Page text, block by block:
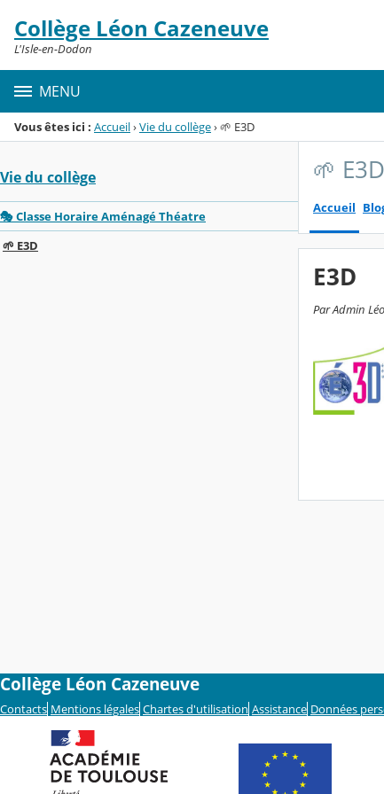
Menu de la rubrique
Contenu
Collège Léon Cazeneuve
L'Isle-en-Dodon
MENU
Vous êtes ici : Accueil›Vie du collège›🌱 E3D
Vie du collège
🎭 Classe Horaire Aménagé Théatre
🌱 E3D
🌱 E3D
Accueil
E3D
Par Admin
Collège Léon Cazeneuve
Contacts Mentions légales Chartes d'utilisation Assistance Données